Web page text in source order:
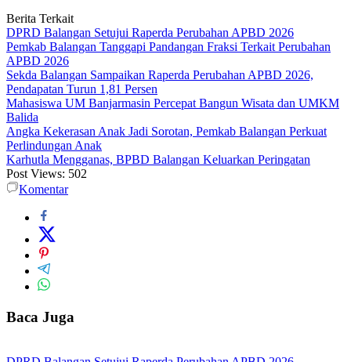
Berita Terkait
DPRD Balangan Setujui Raperda Perubahan APBD 2026
Pemkab Balangan Tanggapi Pandangan Fraksi Terkait Perubahan
APBD 2026
Sekda Balangan Sampaikan Raperda Perubahan APBD 2026,
Pendapatan Turun 1,81 Persen
Mahasiswa UM Banjarmasin Percepat Bangun Wisata dan UMKM
Balida
Angka Kekerasan Anak Jadi Sorotan, Pemkab Balangan Perkuat
Perlindungan Anak
Karhutla Mengganas, BPBD Balangan Keluarkan Peringatan
Post Views: 502
Komentar
Baca Juga